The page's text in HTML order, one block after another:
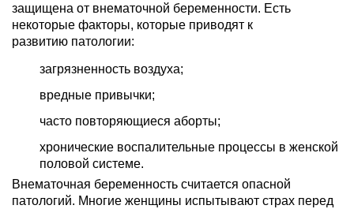
защищена от внематочной беременности. Есть
некоторые факторы, которые приводят к
развитию патологии:
загрязненность воздуха;
вредные привычки;
часто повторяющиеся аборты;
хронические воспалительные процессы в женской
половой системе.
Внематочная беременность считается опасной
патологий. Многие женщины испытывают страх перед